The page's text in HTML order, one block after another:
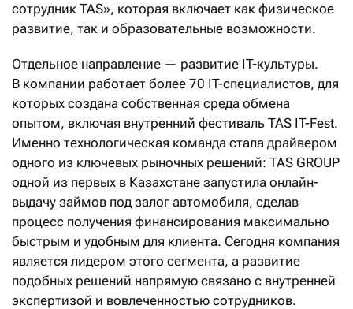
сотрудник TAS», которая включает как физическое
развитие, так и образовательные возможности.
Отдельное направление — развитие IT-культуры.
В компании работает более 70 IT-специалистов, для
которых создана собственная среда обмена
опытом, включая внутренний фестиваль TAS IT-Fest.
Именно технологическая команда стала драйвером
одного из ключевых рыночных решений: TAS GROUP
одной из первых в Казахстане запустила онлайн-
выдачу займов под залог автомобиля, сделав
процесс получения финансирования максимально
быстрым и удобным для клиента. Сегодня компания
является лидером этого сегмента, а развитие
подобных решений напрямую связано с внутренней
экспертизой и вовлеченностью сотрудников.